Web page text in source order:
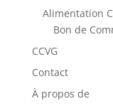
Alimentation
Bon de
CCVG
Contact
À propos de